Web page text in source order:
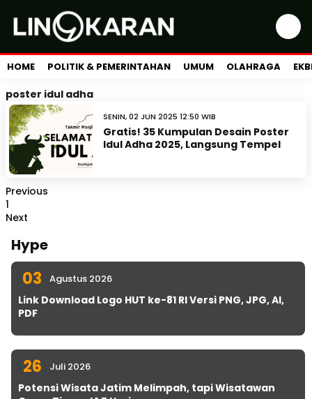
HOME POLITIK & PEMERINTAHAN UMUM OLAHRAGA
poster idul adha
SENIN, 02 JUN 2025 12:50 WIB
Gratis! 35 Kumpulan Desain Poster
Idul Adha 2025, Langsung Tempel
Previous
1
Next
Hype
03 Agustus 2026
Link Download Logo HUT ke-81 RI Versi PNG, JPG, AI,
PDF
26 Juli 2026
Potensi Wisata Jatim Melimpah, tapi Wisatawan